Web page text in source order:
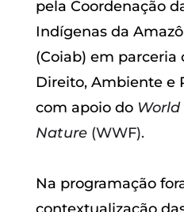
pela Coordenação
Indígenas da
(Coiab) em parceria
Direito, Ambiente e
com apoio do
Nature(WWF).
Na programação
contextualização